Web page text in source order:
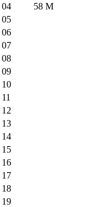
04
58 M
05
06
07
08
09
10
11
12
13
14
15
16
17
18
19